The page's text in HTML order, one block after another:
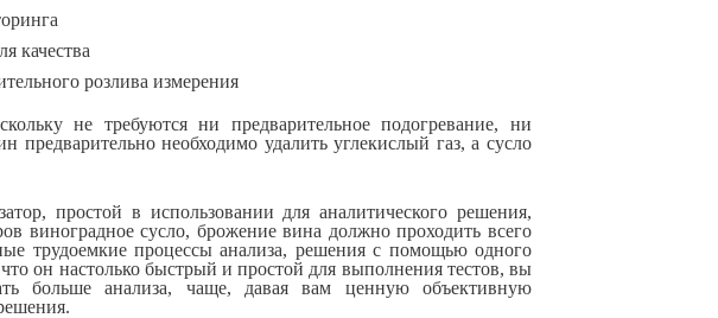
качества
розлива измерения
не требуются ни предварительное подогревание, ни
предварительно необходимо удалить углекислый газ, а сусло
простой в использовании для аналитического решения,
виноградное сусло, брожение вина должно проходить всего
трудоемкие процессы анализа, решения с помощью одного
он настолько быстрый и простой для выполнения тестов, вы
больше анализа, чаще, давая вам ценную объективную